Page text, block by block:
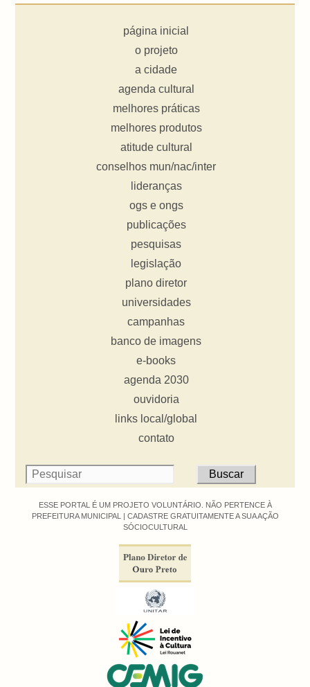
página inicial
o projeto
a cidade
agenda cultural
melhores práticas
melhores produtos
atitude cultural
conselhos mun/nac/inter
lideranças
ogs e ongs
publicações
pesquisas
legislação
plano diretor
universidades
campanhas
banco de imagens
e-books
agenda 2030
ouvidoria
links local/global
contato
ESSE PORTAL É UM PROJETO VOLUNTÁRIO. NÃO PERTENCE À
PREFEITURA MUNICIPAL | CADASTRE GRATUITAMENTE A SUA AÇÃO
SÓCIOCULTURAL